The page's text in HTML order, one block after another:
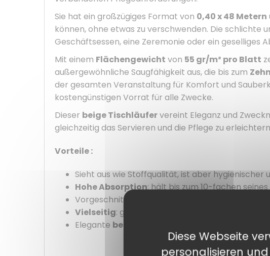
Sie hat ein großzügiges Format von 0,40 x 48 Metern
können, ohne etwas zu verschwenden. Die schlichte
Geschäftsessen, eine Zeremonie oder ein geselliges
Mit einem Flächengewicht von 55 gr/m² pro Blatt
außergewöhnliche Saugfähigkeit aus, die bis zum
der gesamten Veranstaltung für Komfort und
kostengünstigen Vorrat für alle Zwecke.
Dieser beige Tischläufervereint Eleganz und
gleichzeitig das Servieren und die Pflege zu
Vorteile :
Sieht aus wie Stoffqualität, ist aber hygienischer
Hohe Absorption: hält bis zum 10-fachen
Vorgeschnitten auf 30 cm für eine praktische
Vielseitig: geeignet für Geschäftsessen,
Elegante beige
Diese Webseite
personalisieren